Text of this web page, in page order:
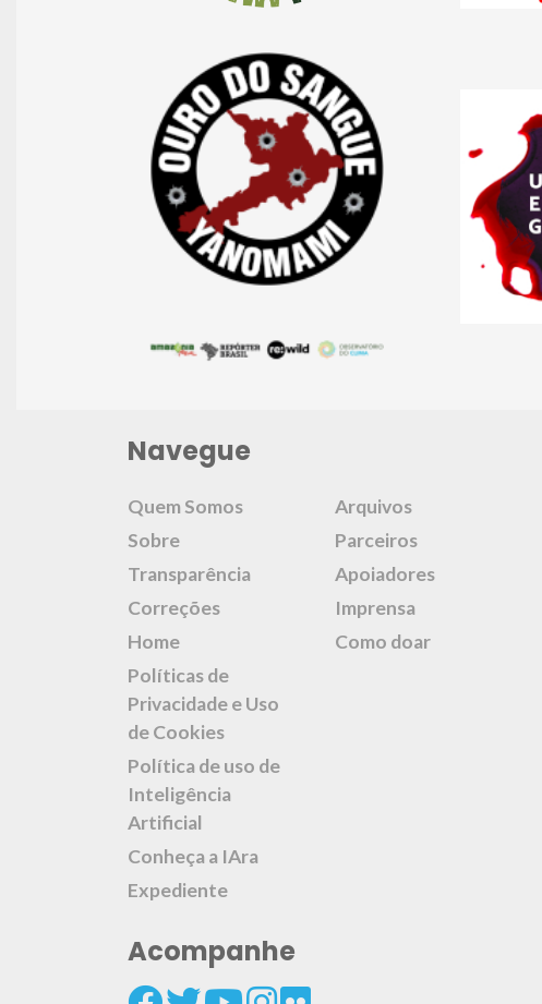
Navegue
Quem Somos
Sobre
Transparência
Correções
Home
Políticas de
Privacidade e Uso
de Cookies
Política de uso de
Inteligência
Artificial
Conheça a IAra
Expediente
Arquivos
Parceiros
Apoiadores
Imprensa
Como doar
Acompanhe